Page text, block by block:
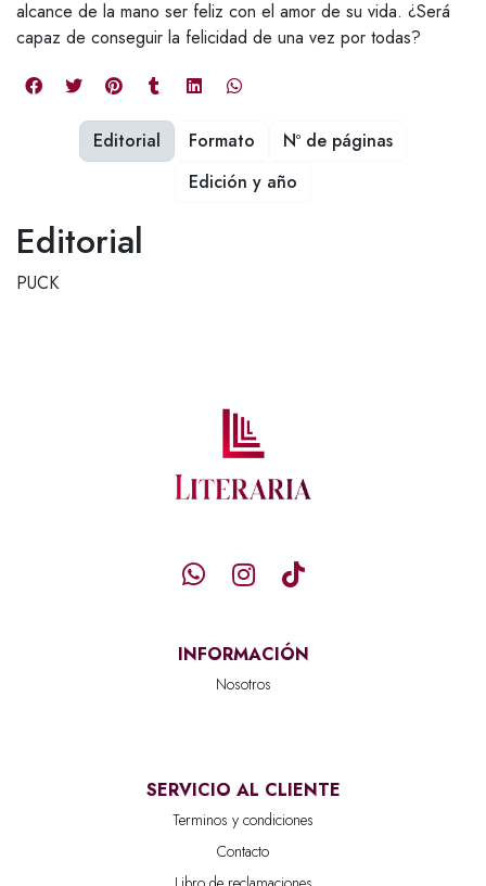
alcance de la mano ser feliz con el amor de su vida. ¿Será
capaz de conseguir la felicidad de una vez por todas?
Editorial
PUCK
Editorial Formato
Nº de páginas
Edición y año
INFORMACIÓN
Nosotros
SERVICIO AL CLIENTE
Terminos y condiciones
Contacto